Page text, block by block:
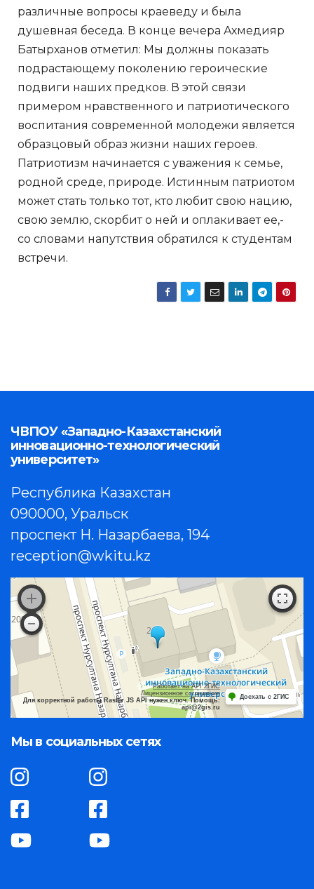
различные вопросы краеведу и была
душевная беседа. В конце вечера Ахмедияр
Батырханов отметил: Мы должны показать
подрастающему поколению героические
подвиги наших предков. В этой связи
примером нравственного и патриотического
воспитания современной молодежи является
образцовый образ жизни наших героев.
Патриотизм начинается с уважения к семье,
родной среде, природе. Истинным патриотом
может стать только тот, кто любит свою нацию,
свою землю, скорбит о ней и оплакивает ее,-
со словами напутствия обратился к студентам
встречи.
ЧВПОУ «Западно-Казахстанский
инновационно-технологический
университет»
Республика Казахстан
090000, Уральск
проспект Н. Назарбаева, 194
reception@wkitu.kz
Работает на API 2ГИС
Лицензионное соглашение
Для корректной работы Raster JS API нужен ключ. Помощь:
api@2gis.ru
Доехать с 2ГИС
Мы в социальных сетях